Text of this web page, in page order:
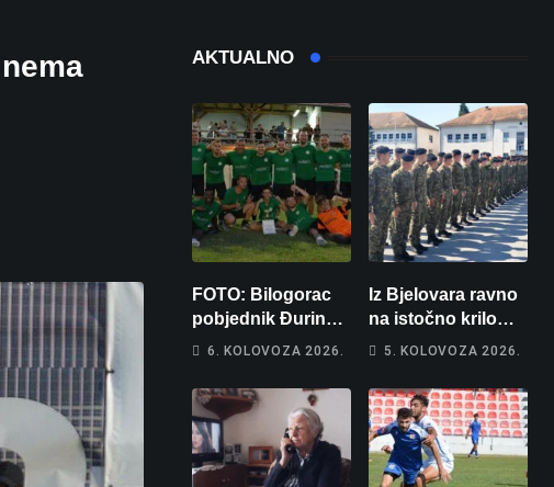
AKTUALNO
FOTO: Bilogorac
pobjednik Đurinog
memorijala
6. KOLOVOZA 2026.
Iz Bjelovara ravno
na istočno krilo
NATO-a: Evo kamo
vojnika i 6
vojnikinja
5. KOLOVOZA 2026.